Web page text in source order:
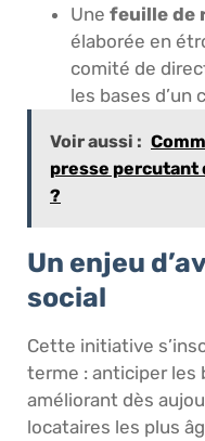
Une feuille de
élaborée en
comité de
les bases d’un
Voir aussi :
presse percutant
?
Un enjeu
social
Cette initiative
terme : anticiper les
améliorant dès
locataires les plus